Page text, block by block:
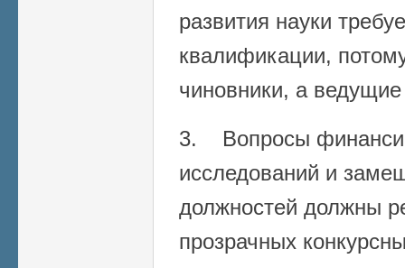
развития науки
квалификации,
чиновники, а
3. Вопросы
исследований и
должностей должны
прозрачных